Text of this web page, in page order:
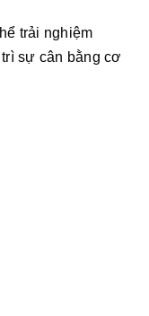
trải nghiệm
sự cân bằng cơ